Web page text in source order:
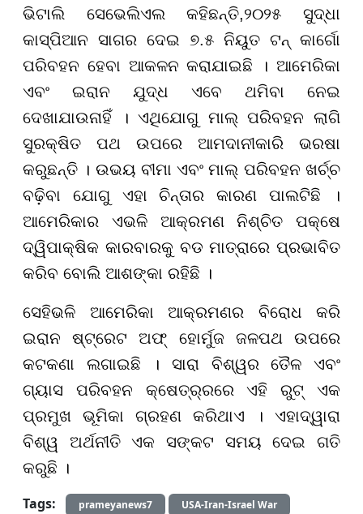
ଭିଟାଲି ସେଭେଲିଏଲ କହିଛନ୍ତି,୨୦୨୫ ସୁଦ୍ଧା
କାସ୍ପିଆନ ସାଗର ଦେଇ ୭.୫ ନିୟୁତ ଟନ୍ କାର୍ଗୋ
ପରିବହନ ହେବା ଆକଳନ କରାଯାଇଛି । ଆମେରିକା
ଏବଂ ଇରାନ ଯୁଦ୍ଧ ଏବେ ଥମିବା ନେଇ
ଦେଖାଯାଉନାହିଁ । ଏଥିଯୋଗୁ ମାଲ୍ ପରିବହନ ଲାଗି
ସୁରକ୍ଷିତ ପଥ ଉପରେ ଆମଦାନୀକାରି ଭରଷା
କରୁଛନ୍ତି । ଉଭୟ ବୀମା ଏବଂ ମାଲ୍ ପରିବହନ ଖର୍ଚ୍ଚ
ବଢ଼ିବା ଯୋଗୁ ଏହା ଚିନ୍ତାର କାରଣ ପାଲଟିଛି ।
ଆମେରିକାର ଏଭଳି ଆକ୍ରମଣ ନିଶ୍ଚିତ ପକ୍ଷେ
ଦ୍ୱିପାକ୍ଷିକ କାରବାରକୁ ବଡ ମାତ୍ରାରେ ପ୍ରଭାବିତ
କରିବ ବୋଲି ଆଶଙ୍କା ରହିଛି ।
ସେହିଭଳି ଆମେରିକା ଆକ୍ରମଣର ବିରୋଧ କରି
ଇରାନ ଷ୍ଟ୍ରେଟ ଅଫ୍ ହୋର୍ମୁଜ ଜଳପଥ ଉପରେ
କଟକଣା ଲଗାଇଛି । ସାରା ବିଶ୍ୱର ତୈଳ ଏବଂ
ଗ୍ୟାସ ପରିବହନ କ୍ଷେତ୍ର୍ରରେ ଏହି ରୁଟ୍ ଏକ
ପ୍ରମୁଖ ଭୂମିକା ଗ୍ରହଣ କରିଥାଏ । ଏହାଦ୍ୱାରା
ବିଶ୍ୱ ଅର୍ଥନୀତି ଏକ ସଙ୍କଟ ସମୟ ଦେଇ ଗତି
କରୁଛି ।
Tags:
prameyanews7 USA-Iran-Israel War